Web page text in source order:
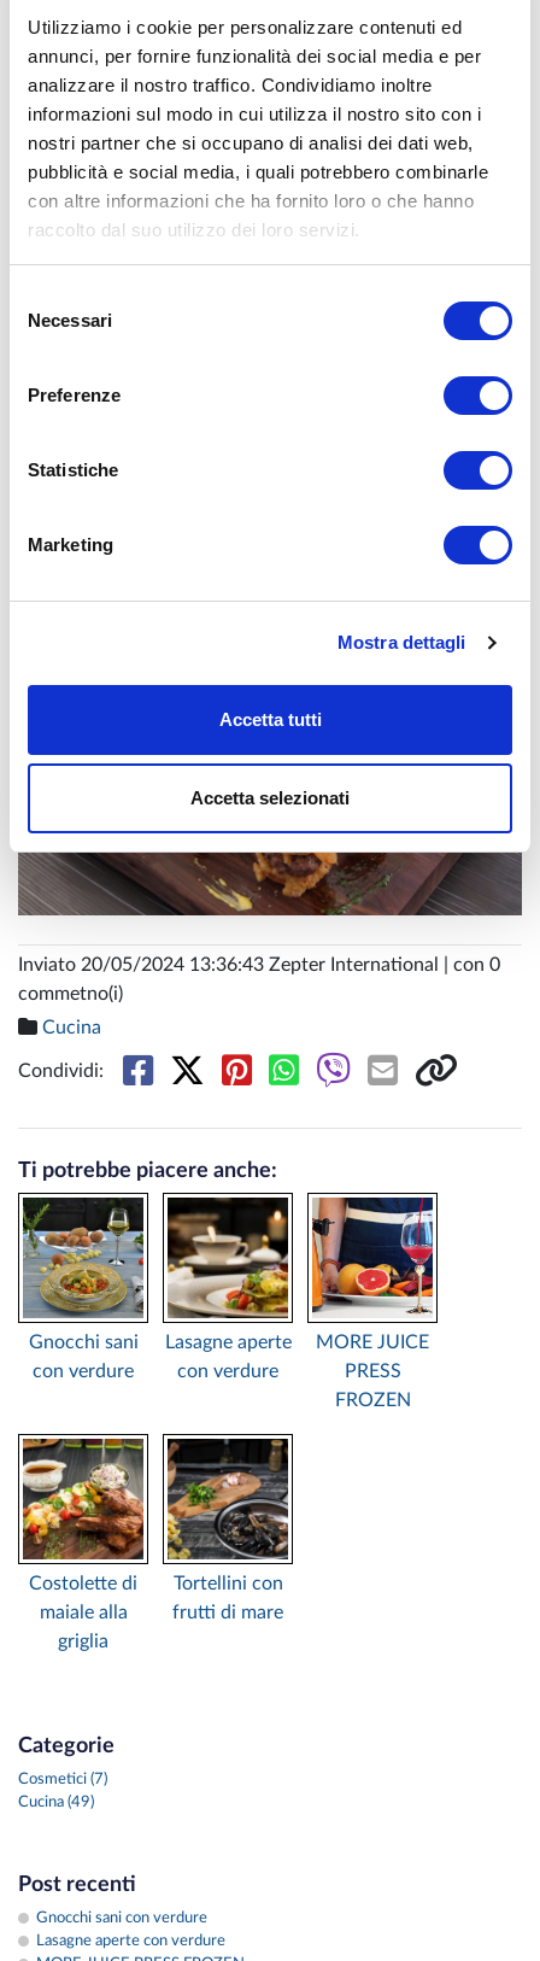
Utilizziamo i cookie per personalizzare contenuti ed
annunci, per fornire funzionalità dei social media e per
analizzare il nostro traffico. Condividiamo inoltre
informazioni sul modo in cui utilizza il nostro sito con i
nostri partner che si occupano di analisi dei dati web,
pubblicità e social media, i quali potrebbero combinarle
con altre informazioni che ha fornito loro o che hanno
raccolto dal suo utilizzo dei loro servizi.
delNecessari
Preferenze
Statistiche
Marketing
Mostra dettagli
Accetta tutti
Accetta selezionati
PREPARAZIONE
Mescolare carne macinata, carne di manzo, pepe e
peperoncino in una ciotola e pollo macinato, curry, pesto e
pepe in un'altra ciotola di miscelazione
Mettete gli hamburger in una griglia fredda Zepter Z-
V3025Z, senza aggiungere olio o acqua alla padella
Spalmate il chutney al mango, la maionese o il guacamole
formaggio camembert e le verdure fresche a vostra scelta
Chef Petra Geric
Inviato 20/05/2024 13:36:43 Zepter International | con 0
commetno(i)
Cucina
Condividi:
Ti potrebbe piacere anche:
Gnocchi sani
con verdure
Lasagne aperte
con verdure
MORE JUICE
PRESS
FROZEN
Costolette di
maiale alla
griglia
Tortellini con
frutti di mare
Categorie
Cosmetici (7)
Cucina (49)
Post recenti
Gnocchi sani con verdure
Lasagne aperte con verdure